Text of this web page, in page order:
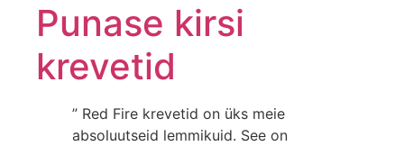
Punase kirsi
krevetid
” Red Fire krevetid on üks meie
absoluutseid lemmikuid. See on